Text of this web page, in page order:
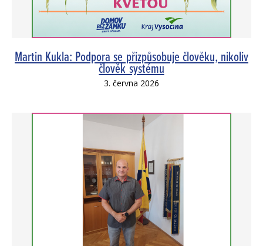
Martin Kukla: Podpora se přizpůsobuje člověku, nikoliv
člověk systému
3. června 2026